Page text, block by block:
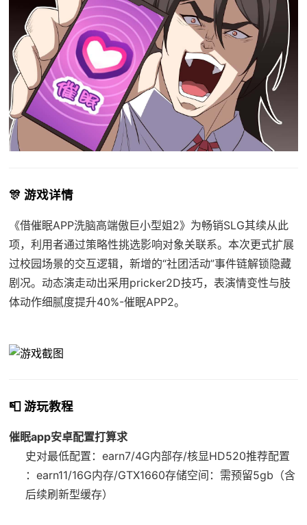
🎊 游戏详情
《借催眠APP洗脑高端傲巨小型姐2》为畅销SLG其续从此
项，利用者通过策略性挑选影响对象关联系。本次更式扩展
过校园场景的交互逻辑，新增的“社团活动”事件链解锁隐藏
剧况。动态演走动出采用pricker2D技巧，表演情变性与肢
体动作细腻度提升40%-催眠APP2。
📮 游玩教程
催眠app安卓配置打算求
​史对最低配置​ ​：earn7/4G内部存/核显HD520​推荐配置​
：earn11/16G内存/GTX1660​存储空间​ ​：需预留5gb（含
后续刷新型缓存）